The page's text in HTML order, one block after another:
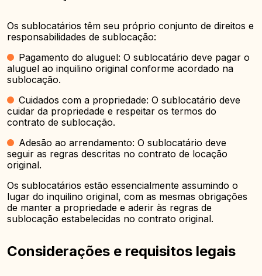
Os sublocatários têm seu próprio conjunto de direitos e
responsabilidades de sublocação:
Pagamento do aluguel: O sublocatário deve pagar o
aluguel ao inquilino original conforme acordado na
sublocação.
Cuidados com a propriedade: O sublocatário deve
cuidar da propriedade e respeitar os termos do
contrato de sublocação.
Adesão ao arrendamento: O sublocatário deve
seguir as regras descritas no contrato de locação
original.
Os sublocatários estão essencialmente assumindo o
lugar do inquilino original, com as mesmas obrigações
de manter a propriedade e aderir às regras de
sublocação estabelecidas no contrato original.
Considerações e requisitos legais